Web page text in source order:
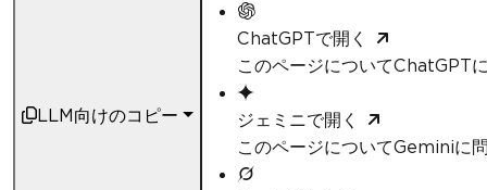
LLM向けのコピー
ChatGPTで開く
このページについてChatGPT
ジェミニで開く
このページについてGeminiに